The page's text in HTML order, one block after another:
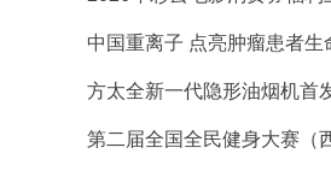
中国重离子 点亮肿瘤患者生
方太全新一代隐形油烟机首
第二届全国全民健身大赛（